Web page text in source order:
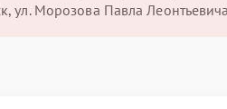
ул. Морозова Павла